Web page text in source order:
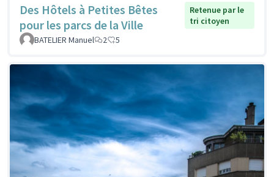
Des Hôtels à Petites Bêtes
pour les parcs de la Ville
Retenue par le
tri citoyen
BATELIER Manuel
2 5